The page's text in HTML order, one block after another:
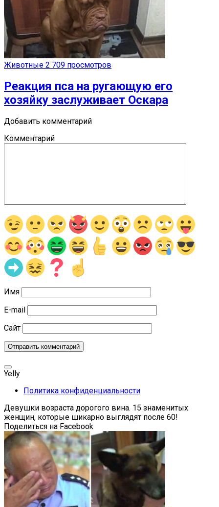
Животные 2 709 просмотров
Реакция пса на ругающую его
хозяйку заслуживает Оскара
Добавить комментарий
Комментарий
Имя
E-mail
Сайт
Yelly
Политика конфиденциальности
Девушки возраста дорогого вина. 15 знаменитых
женщин, которые шикарно выглядят после 60!
Поделиться на Facebook